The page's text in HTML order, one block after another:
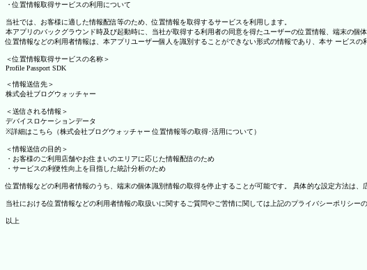
・位置情報取得サービスの利用について
当社では、お客様に適した情報配信等のため、位置情報を取得するサービスを利用します。
本アプリのバックグラウンド時及び起動時に、当社が取得する利用者の同意を得たユーザーの位置情報、端末の
位置情報などの利用者情報は、本アプリユーザー個人を識別することができない形式の情報であり、本サ ービス
＜位置情報取得サービスの名称＞
Profile Passport SDK
＜情報送信先＞
株式会社ブログウォッチャー
＜送信される情報＞
デバイスロケーションデータ
※詳細はこちら（株式会社ブログウォッチャー 位置情報等の取得･活用について）
＜情報送信の目的＞
・お客様のご利用店舗やお住まいのエリアに応じた情報配信のため
・サービスの利便性向上を目指した統計分析のため
位置情報などの利用者情報のうち、端末の個体識別情報の取得を停止することが可能です。 具体的な設定方法は、
当社における位置情報などの利用者情報の取扱いに関するご質問やご苦情に関しては上記のプライバシーポリシー
以上